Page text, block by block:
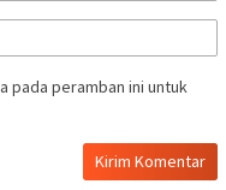
pada peramban ini untuk